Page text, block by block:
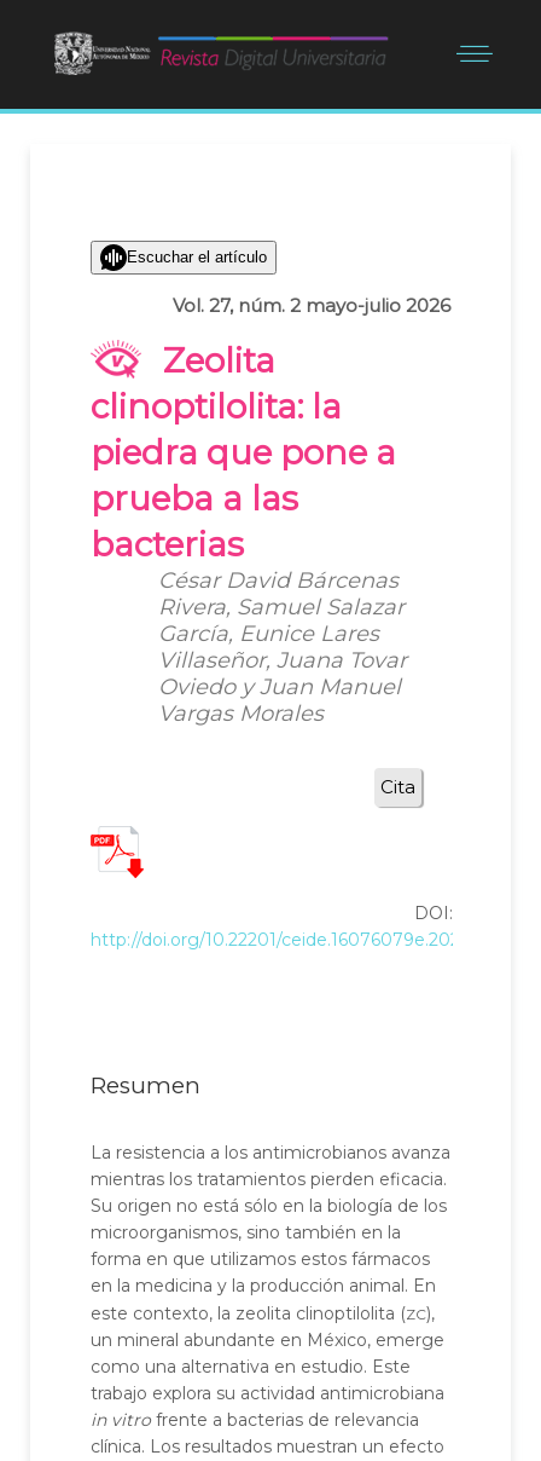
Escuchar el artículo
Vol. 27, núm. 2 mayo-julio 2026
Zeolita
clinoptilolita: la
piedra que pone a
prueba a las
bacterias
César David Bárcenas
Rivera, Samuel Salazar
García, Eunice Lares
Villaseñor, Juana Tovar
Oviedo y Juan Manuel
Vargas Morales
Cita
DOI:
http://doi.org/10.22201/ceide.16076079e.2026.27.2.5
Resumen
La resistencia a los antimicrobianos avanza
mientras los tratamientos pierden eficacia.
Su origen no está sólo en la biología de los
microorganismos, sino también en la
forma en que utilizamos estos fármacos
en la medicina y la producción animal. En
este contexto, la zeolita clinoptilolita (zc),
un mineral abundante en México, emerge
como una alternativa en estudio. Este
trabajo explora su actividad antimicrobiana
in vitrofrente a bacterias de relevancia
clínica. Los resultados muestran un efecto